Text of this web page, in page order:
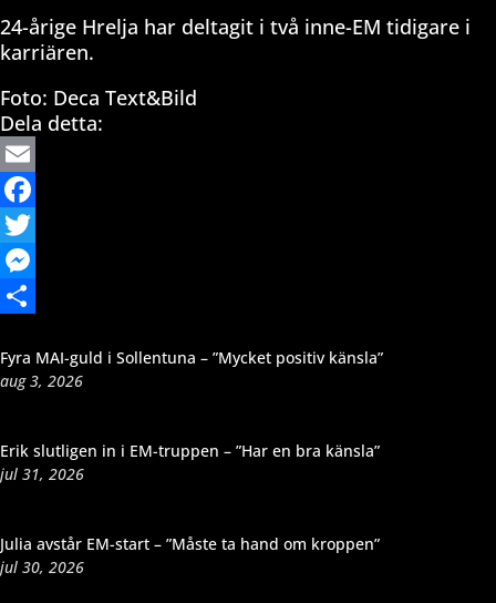
24-årige Hrelja har deltagit i två inne-EM tidigare i
karriären.
Foto: Deca Text&Bild
Dela detta:
Email
Facebook
Twitter
Messenger
Fyra MAI-guld i Sollentuna – ”Mycket positiv känsla”
aug 3, 2026
Erik slutligen in i EM-truppen – ”Har en bra känsla”
jul 31, 2026
Julia avstår EM-start – ”Måste ta hand om kroppen”
jul 30, 2026